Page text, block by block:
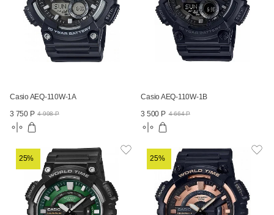
Casio AEQ-110W-1A
3 750 Р 4 998 Р
Casio AEQ-110W-1B
3 500 Р 4 664 Р
25% 25%